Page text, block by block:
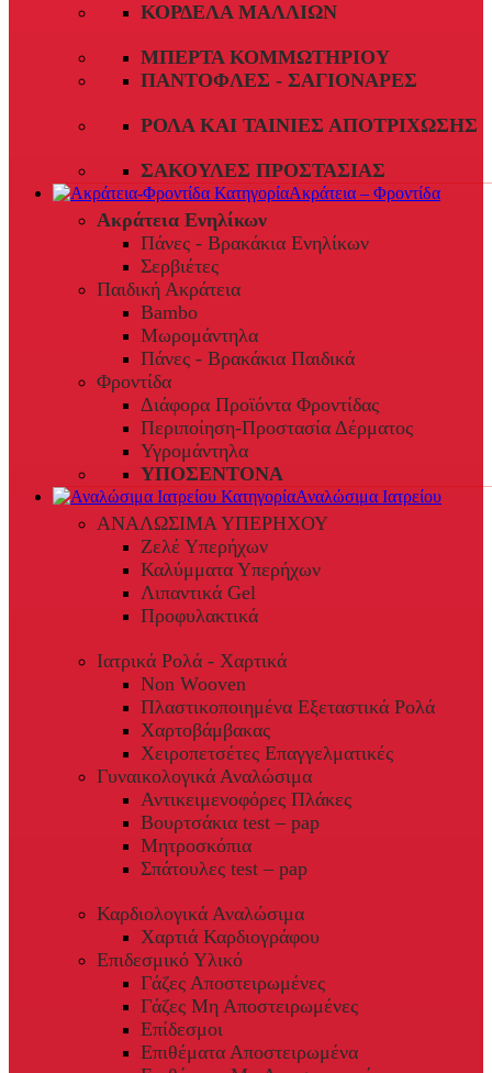
ΚΟΡΔΈΛΑ ΜΑΛΛΙΏΝ
ΜΠΈΡΤΑ ΚΟΜΜΩΤΗΡΊΟΥ
ΠΑΝΤΌΦΛΕΣ - ΣΑΓΙΟΝΆΡΕΣ
ΡΟΛΆ ΚΑΙ ΤΑΙΝΊΕΣ ΑΠΟΤΡΊΧΩΣΗΣ
ΣΑΚΟΎΛΕΣ ΠΡΟΣΤΑΣΊΑΣ
Ακράτεια – Φροντίδα
Ακράτεια Ενηλίκων
Πάνες - Βρακάκια Ενηλίκων
Σερβιέτες
Παιδική Ακράτεια
Bambo
Μωρομάντηλα
Πάνες - Βρακάκια Παιδικά
Φροντίδα
Διάφορα Προϊόντα Φροντίδας
Περιποίηση-Προστασία Δέρματος
Υγρομάντηλα
ΥΠΟΣΕΝΤΟΝΑ
Αναλώσιμα Ιατρείου
ΑΝΑΛΩΣΙΜΑ ΥΠΕΡΗΧΟΥ
Ζελέ Υπερήχων
Καλύμματα Υπερήχων
Λιπαντικά Gel
Προφυλακτικά
Ιατρικά Ρολά - Χαρτικά
Non Wooven
Πλαστικοποιημένα Εξεταστικά Ρολά
Χαρτοβάμβακας
Χειροπετσέτες Επαγγελματικές
Γυναικολογικά Αναλώσιμα
Αντικειμενοφόρες Πλάκες
Βουρτσάκια test – pap
Μητροσκόπια
Σπάτουλες test – pap
Καρδιολογικά Αναλώσιμα
Χαρτιά Καρδιογράφου
Επιδεσμικό Υλικό
Γάζες Αποστειρωμένες
Γάζες Μη Αποστειρωμένες
Επίδεσμοι
Επιθέματα Αποστειρωμένα